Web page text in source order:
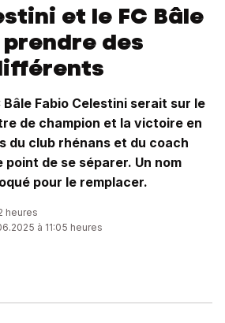
et le FC Bâle
des
Fabio Celestini serait sur le
de champion et la victoire en
du club rhénans et du coach
de se séparer. Un nom
pour le remplacer.
heures
à 11:05 heures